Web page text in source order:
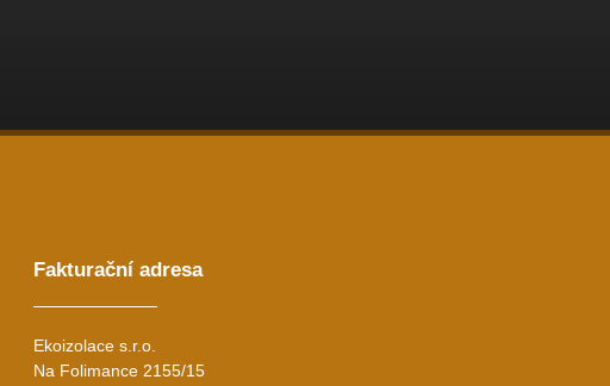
Fakturační adresa
Ekoizolace s.r.o.
Na Folimance 2155/15